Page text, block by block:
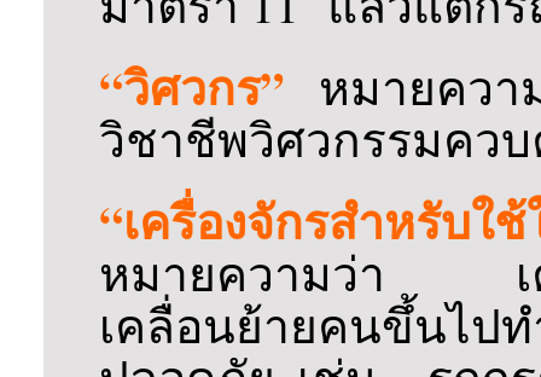
“วิศวกร” หมายควา
วิชาชีพวิศวกรรมคว
“เครื่องจักรสำหรับ
หมายความว่า เครื่
เคลื่อนย้ายคนขึ้นไป